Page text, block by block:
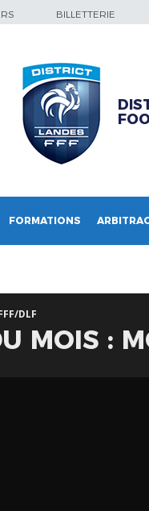
BILLETTERIE
FORMATIONS
DLF
MOIS :